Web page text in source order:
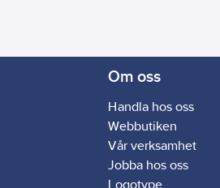
Om oss
Handla hos oss
Webbutiken
Vår verksamhet
Jobba hos oss
Logotype